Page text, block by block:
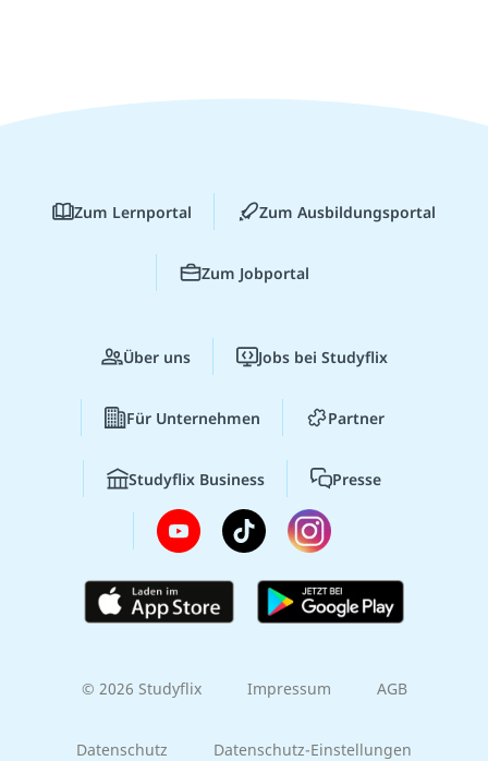
Zum Lernportal Zum Ausbildungsportal
Zum Jobportal
Über uns Jobs bei Studyflix
Für Unternehmen Partner
Studyflix Business Presse
© 2026 Studyflix Impressum AGB
Datenschutz Datenschutz-Einstellungen